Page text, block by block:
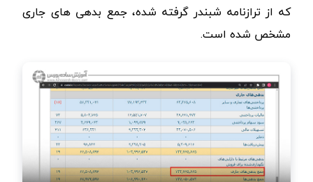
که از ترازنامه شبندر گرفته شده، جمع بدهی های جاری
مشخص شده است.